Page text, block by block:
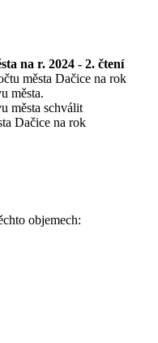
na r. 2024 - 2. čtení
města Dačice na rok
města.
města schválit
Dačice na rok
objemech: